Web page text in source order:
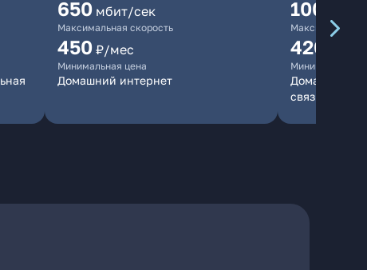
650 мбит/сек
Максимальная скорость
450 ₽/мес
Минимальная цена
Домашний интернет
10000
Максимальная
420
Минимальная
Домашний
связь